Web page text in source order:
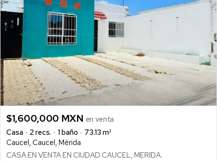
$1,600,000 MXN en venta
Casa
2 recs. 1 baño
73.13 m²
Caucel, Caucel, Mérida
CASA EN VENTA EN CIUDAD CAUCEL, MERIDA.